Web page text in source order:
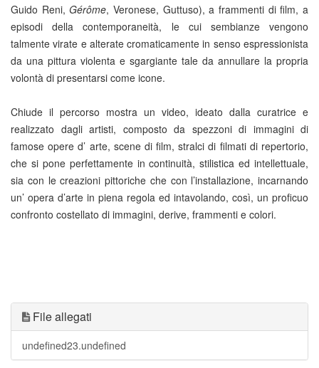
Guido Reni,Gérôme, Veronese, Guttuso), a frammenti di film, a
episodi della contemporaneità, le cui sembianze vengono
talmente virate e alterate cromaticamente in senso espressionista
da una pittura violenta e sgargiante tale da annullare la propria
volontà di presentarsi come icone.
Chiude il percorso mostra un video, ideato dalla curatrice e
realizzato dagli artisti, composto da spezzoni di immagini di
famose opere d’ arte, scene di film, stralci di filmati di repertorio,
che si pone perfettamente in continuità, stilistica ed intellettuale,
sia con le creazioni pittoriche che con l’installazione, incarnando
un’ opera d’arte in piena regola ed intavolando, così, un proficuo
confronto costellato di immagini, derive, frammenti e colori.
File allegati
undefined23.undefined